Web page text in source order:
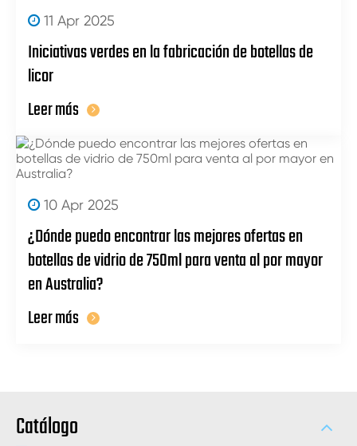
11 Apr 2025
Iniciativas verdes en la fabricación de botellas de
licor
Leer más
10 Apr 2025
¿Dónde puedo encontrar las mejores ofertas en
botellas de vidrio de 750ml para venta al por mayor
en Australia?
Leer más
Catálogo